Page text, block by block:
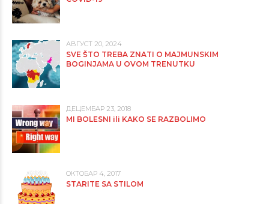
АВГУСТ 20, 2024
SVE ŠTO TREBA ZNATI O MAJMUNSKIM
BOGINJAMA U OVOM TRENUTKU
ДЕЦЕМБАР 23, 2018
MI BOLESNI ili KAKO SE RAZBOLIMO
ОКТОБАР 4, 2017
STARITE SA STILOM